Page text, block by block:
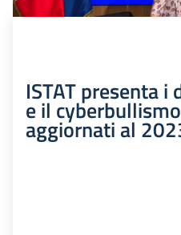
ISTAT presenta
e il
aggiornati al